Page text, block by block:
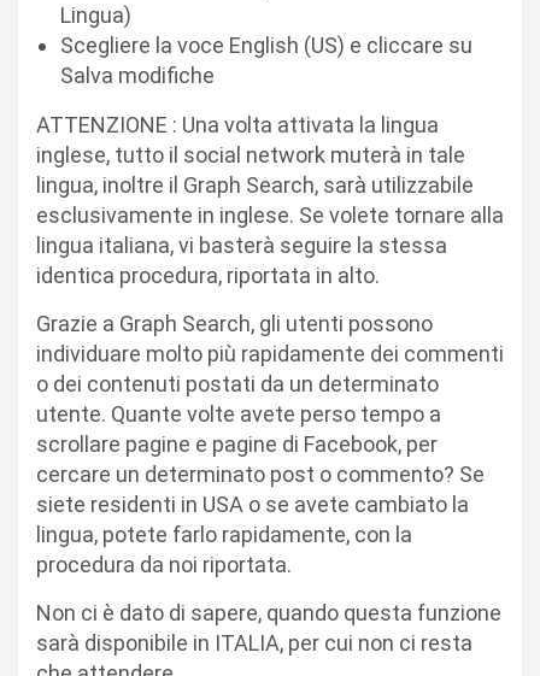
Lingua)
Scegliere la voce English (US) e cliccare su
Salva modifiche
ATTENZIONE : Una volta attivata la lingua
inglese, tutto il social network muterà in tale
lingua, inoltre il Graph Search, sarà utilizzabile
esclusivamente in inglese. Se volete tornare alla
lingua italiana, vi basterà seguire la stessa
identica procedura, riportata in alto.
Grazie a Graph Search, gli utenti possono
individuare molto più rapidamente dei commenti
o dei contenuti postati da un determinato
utente. Quante volte avete perso tempo a
scrollare pagine e pagine di Facebook, per
cercare un determinato post o commento? Se
siete residenti in USA o se avete cambiato la
lingua, potete farlo rapidamente, con la
procedura da noi riportata.
Non ci è dato di sapere, quando questa funzione
sarà disponibile in ITALIA, per cui non ci resta